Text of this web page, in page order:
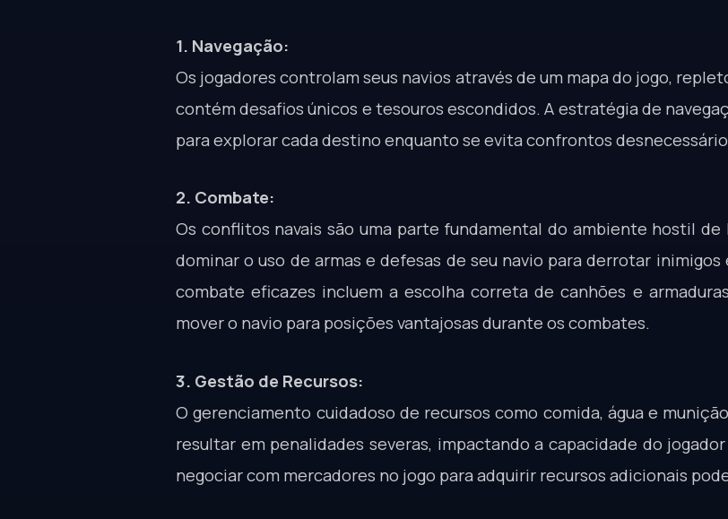
1. Navegação:
Os jogadores controlam seus navios através de um mapa do jogo,
contém desafios únicos e tesouros escondidos. A estratégia de
para explorar cada destino enquanto se evita confrontos
2. Combate:
Os conflitos navais são uma parte fundamental do ambiente hostil de
dominar o uso de armas e defesas de seu navio para derrotar
combate eficazes incluem a escolha correta de canhões e
mover o navio para posições vantajosas durante os combates.
3. Gestão de Recursos:
O gerenciamento cuidadoso de recursos como comida, água e
resultar em penalidades severas, impactando a capacidade do
negociar com mercadores no jogo para adquirir recursos adicionais